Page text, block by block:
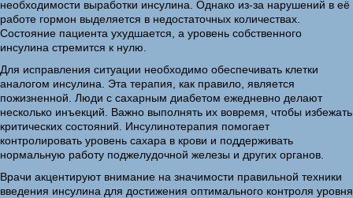
необходимости выработки инсулина. Однако из-за нарушений в её
работе гормон выделяется в недостаточных количествах.
Состояние пациента ухудшается, а уровень собственного
инсулина стремится к нулю.
Для исправления ситуации необходимо обеспечивать клетки
аналогом инсулина. Эта терапия, как правило, является
пожизненной. Люди с сахарным диабетом ежедневно делают
несколько инъекций. Важно выполнять их вовремя, чтобы избежать
критических состояний. Инсулинотерапия помогает
контролировать уровень сахара в крови и поддерживать
нормальную работу поджелудочной железы и других органов.
Врачи акцентируют внимание на значимости правильной техники
введения инсулина для достижения оптимального контроля уровня